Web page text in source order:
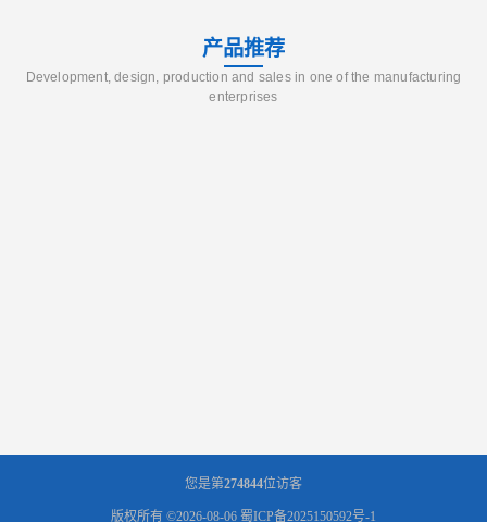
产品推荐
Development, design, production and sales in one of the manufacturing
enterprises
您是第274844位访客
版权所有 ©2026-08-06 蜀ICP备2025150592号-1